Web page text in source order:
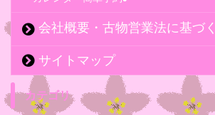
会社概要・古物営業法に基づ
サイトマップ
カテゴリ